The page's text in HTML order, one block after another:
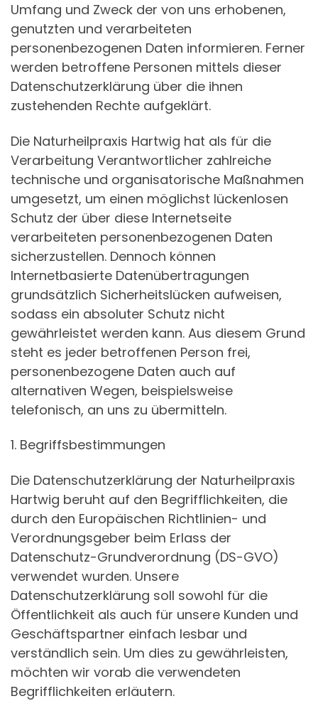
Umfang und Zweck der von uns erhobenen,
genutzten und verarbeiteten
personenbezogenen Daten informieren. Ferner
werden betroffene Personen mittels dieser
Datenschutzerklärung über die ihnen
zustehenden Rechte aufgeklärt.
Die Naturheilpraxis Hartwig hat als für die
Verarbeitung Verantwortlicher zahlreiche
technische und organisatorische Maßnahmen
umgesetzt, um einen möglichst lückenlosen
Schutz der über diese Internetseite
verarbeiteten personenbezogenen Daten
sicherzustellen. Dennoch können
Internetbasierte Datenübertragungen
grundsätzlich Sicherheitslücken aufweisen,
sodass ein absoluter Schutz nicht
gewährleistet werden kann. Aus diesem Grund
steht es jeder betroffenen Person frei,
personenbezogene Daten auch auf
alternativen Wegen, beispielsweise
telefonisch, an uns zu übermitteln.
1. Begriffsbestimmungen
Die Datenschutzerklärung der Naturheilpraxis
Hartwig beruht auf den Begrifflichkeiten, die
durch den Europäischen Richtlinien- und
Verordnungsgeber beim Erlass der
Datenschutz-Grundverordnung (DS-GVO)
verwendet wurden. Unsere
Datenschutzerklärung soll sowohl für die
Öffentlichkeit als auch für unsere Kunden und
Geschäftspartner einfach lesbar und
verständlich sein. Um dies zu gewährleisten,
möchten wir vorab die verwendeten
Begrifflichkeiten erläutern.